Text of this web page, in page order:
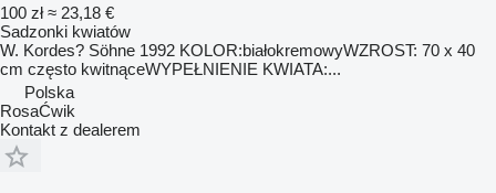
100 zł ≈ 23,18 €
Sadzonki kwiatów
W. Kordes? Söhne 1992 KOLOR:białokremowyWZROST: 70 x 40
cm często kwitnąceWYPEŁNIENIE KWIATA:...
Polska
RosaĆwik
Kontakt z dealerem